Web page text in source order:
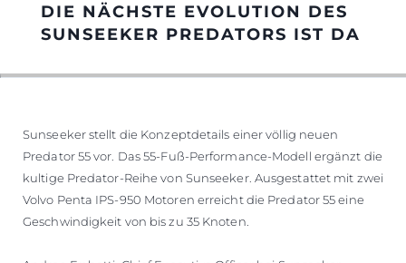
GESCHICHTE
DIE NÄCHSTE EVOLUTION DES
SUNSEEKER PREDATORS IST DA
Sunseeker stellt die Konzeptdetails einer völlig neuen
Predator 55 vor. Das 55-Fuß-Performance-Modell ergänzt die
kultige Predator-Reihe von Sunseeker. Ausgestattet mit zwei
Volvo Penta IPS-950 Motoren erreicht die Predator 55 eine
Geschwindigkeit von bis zu 35 Knoten.